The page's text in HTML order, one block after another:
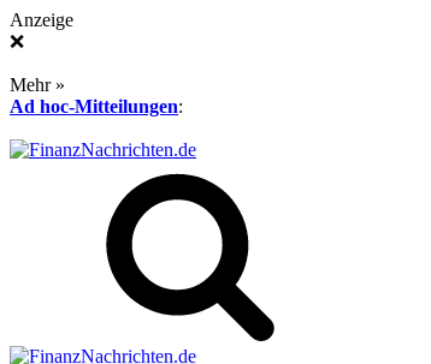
Anzeige
❌
Mehr »
Ad hoc-Mitteilungen: